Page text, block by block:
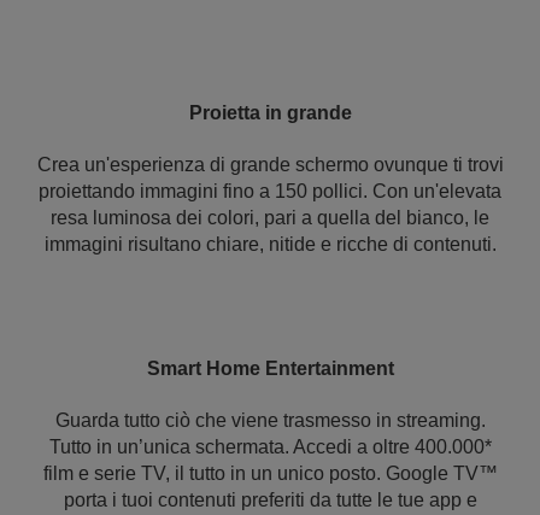
Proietta in grande
Crea un'esperienza di grande schermo ovunque ti trovi
proiettando immagini fino a 150 pollici. Con un'elevata
resa luminosa dei colori, pari a quella del bianco, le
immagini risultano chiare, nitide e ricche di contenuti.
Smart Home Entertainment
Guarda tutto ciò che viene trasmesso in streaming.
Tutto in un’unica schermata. Accedi a oltre 400.000*
film e serie TV, il tutto in un unico posto. Google TV™
porta i tuoi contenuti preferiti da tutte le tue app e